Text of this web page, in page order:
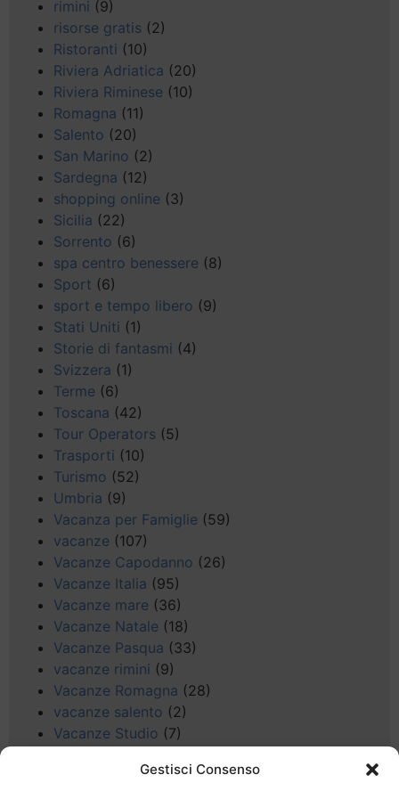
Gestisci Consenso
rimini (9)
risorse gratis (2)
Ristoranti (10)
Riviera Adriatica (20)
Riviera Riminese (10)
Romagna (11)
Salento (20)
San Marino (2)
Sardegna (12)
shopping online (3)
Sicilia (22)
Sorrento (6)
spa centro benessere (8)
Sport (6)
sport e tempo libero (9)
Stati Uniti (1)
Storie di fantasmi (4)
Svizzera (1)
Terme (6)
Toscana (42)
Tour Operators (5)
Trasporti (10)
Turismo (52)
Umbria (9)
Vacanza per Famiglie (59)
vacanze (107)
Vacanze Capodanno (26)
Vacanze Italia (95)
Vacanze mare (36)
Vacanze Natale (18)
Vacanze Pasqua (33)
vacanze rimini (9)
Vacanze Romagna (28)
vacanze salento (2)
Vacanze Studio (7)
(5)